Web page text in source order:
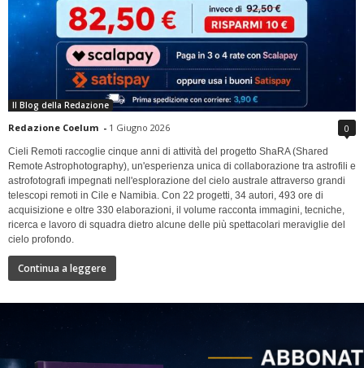
Il Blog della Redazione
Redazione Coelum - 1 Giugno 2026 0
Cieli Remoti raccoglie cinque anni di attività del progetto ShaRA (Shared
Remote Astrophotography), un'esperienza unica di collaborazione tra astrofili e
astrofotografi impegnati nell'esplorazione del cielo australe attraverso grandi
telescopi remoti in Cile e Namibia. Con 22 progetti, 34 autori, 493 ore di
acquisizione e oltre 330 elaborazioni, il volume racconta immagini, tecniche,
ricerca e lavoro di squadra dietro alcune delle più spettacolari meraviglie del
cielo profondo.
Continua a leggere